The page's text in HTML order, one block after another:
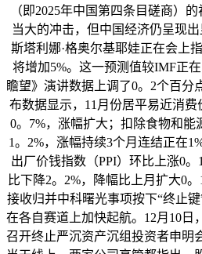
（即2025年中国第四条目磋商）
当大的冲击，但中国经济仍呈现
斯塔利娜·格奥尔基耶娃正在会上
将增加5%。这一预测值较IMF正
瞻望》演讲数据上调了0。2个百分
布数据显示，11月份居平易近消
0。7%，涨幅扩大；扣除食物和能
1。2%，涨幅持续3个月连结正在
出厂价钱指数（PPI）环比上涨0
比下降2。2%，降幅比上月扩大0
接收归并中科曙光事项按下“终止
在各自赛道上加快起航。12月10日
召开终止严沉资产沉组投资者申明